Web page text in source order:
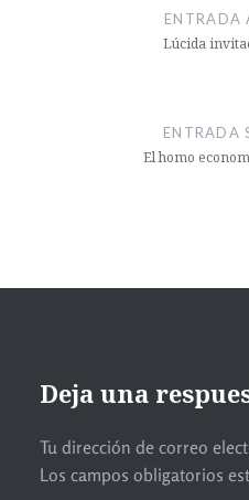
ENTRADA
Lúcida
ENTRADA
El homo
Deja una
Tu dirección de correo
Los campos obligatorios